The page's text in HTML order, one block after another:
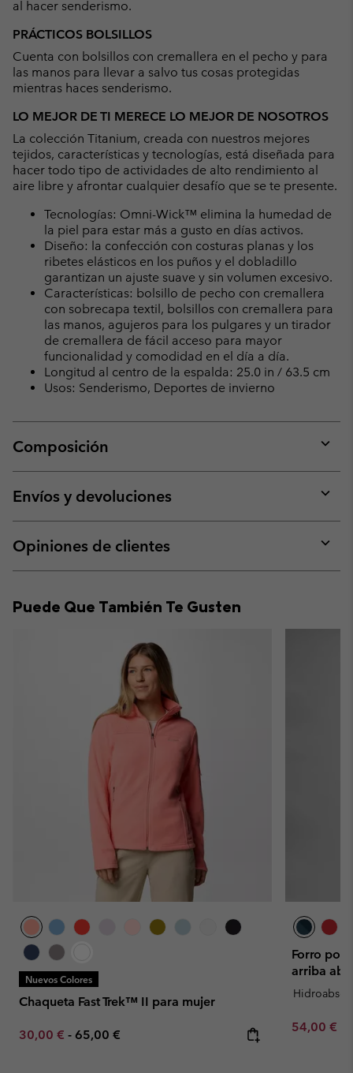
al hacer senderismo.
PRÁCTICOS BOLSILLOS
Cuenta con bolsillos con cremallera en el pecho y para
las manos para llevar a salvo tus cosas protegidas
mientras haces senderismo.
LO MEJOR DE TI MERECE LO MEJOR DE NOSOTROS
La colección Titanium, creada con nuestros mejores
tejidos, características y tecnologías, está diseñada para
hacer todo tipo de actividades de alto rendimiento al
aire libre y afrontar cualquier desafío que se te presente.
Tecnologías: Omni-Wick™ elimina la humedad de
la piel para estar más a gusto en días activos.
Diseño: la confección con costuras planas y los
ribetes elásticos en los puños y el dobladillo
garantizan un ajuste suave y sin volumen excesivo.
Características: bolsillo de pecho con cremallera
con sobrecapa textil, bolsillos con cremallera para
las manos, agujeros para los pulgares y un tirador
de cremallera de fácil acceso para mayor
funcionalidad y comodidad en el día a día.
Longitud al centro de la espalda: 25.0 in / 63.5 cm
Usos: Senderismo, Deportes de invierno
Composición
or
Envíos y devoluciones
or
Opiniones de clientes
or
Puede Que También Te Gusten
Nuevos Colores
Chaqueta Fast Trek™ II para mujer
Minimum sale price:
30,00 € - Maximum price:
65,00 €
Forro
arriba
Minimum
54,00 €